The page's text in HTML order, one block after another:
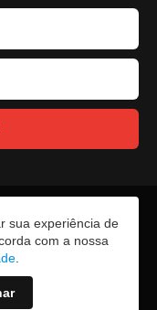
sua experiência de
com a nossa